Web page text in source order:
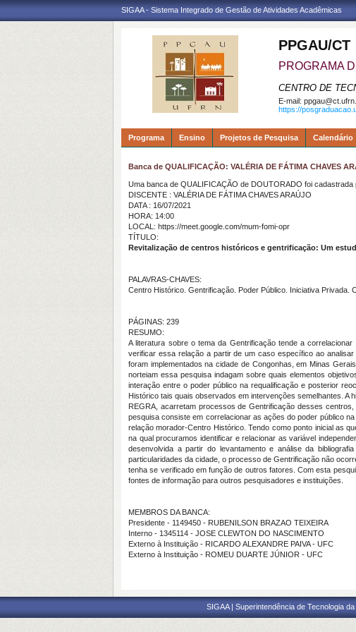
SIGAA - Sistema Integrado de Gestão de Atividades Acadêmicas
PPGAU/CT
PROGRAMA
CENTRO DE
E-mail:
https://
Programa Ensino Projetos de Pesquisa Calendário
Banca de QUALIFICAÇÃO: VALÉRIA DE FÁTIMA CHAVES
Uma banca de QUALIFICAÇÃO de DOUTORADO foi cadastrada
DISCENTE : VALÉRIA DE FÁTIMA CHAVES ARAÚJO
DATA : 16/07/2021
HORA: 14:00
LOCAL: https://meet.google.com/mum-fomi-opr
TÍTULO:
Revitalização de centros históricos e gentrificação: Um
PALAVRAS-CHAVES:
Centro Histórico. Gentrificação. Poder Público. Iniciativa Privada.
PÁGINAS: 239
RESUMO:
A literatura sobre o tema da Gentrificação tende a
verificar essa relação a partir de um caso específico ao
foram implementados na cidade de Congonhas, em Minas
norteiam essa pesquisa indagam sobre quais elementos
interação entre o poder público na requalificação e posterior
Histórico tais quais observados em intervenções semelhantes.
REGRA, acarretam processos de Gentrificação desses
pesquisa consiste em correlacionar as ações do poder público
relação morador-Centro Histórico. Tendo como ponto inicial as
na qual procuramos identificar e relacionar as variável
desenvolvida a partir do levantamento e análise da
particularidades da cidade, o processo de Gentrificação não
tenha se verificado em função de outros fatores. Com esta
fontes de informação para outros pesquisadores e instituições.
MEMBROS DA BANCA:
Presidente - 1149450 - RUBENILSON BRAZAO TEIXEIRA
Interno - 1345114 - JOSE CLEWTON DO NASCIMENTO
Externo à Instituição - RICARDO ALEXANDRE PAIVA - UFC
Externo à Instituição - ROMEU DUARTE JÚNIOR - UFC
SIGAA | Superintendência de Tecnologia